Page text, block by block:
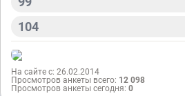
104
На сайте с: 26.02.2014
Просмотров анкеты всего: 12 098
Просмотров анкеты сегодня: 0